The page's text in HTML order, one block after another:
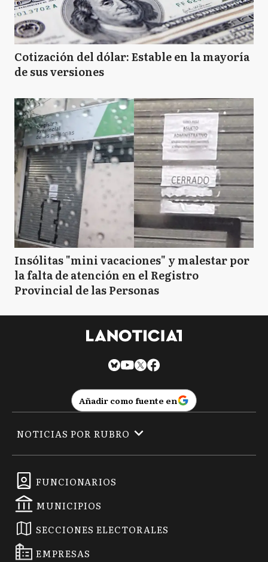
Cotización del dólar: Estable en la mayoría
de sus versiones
Insólitas "mini vacaciones" y malestar por
la falta de atención en el Registro
Provincial de las Personas
Añadir como fuente en
FUNCIONARIOS
MUNICIPIOS
SECCIONES ELECTORALES
EMPRESAS
NOTICIAS POR RUBRO